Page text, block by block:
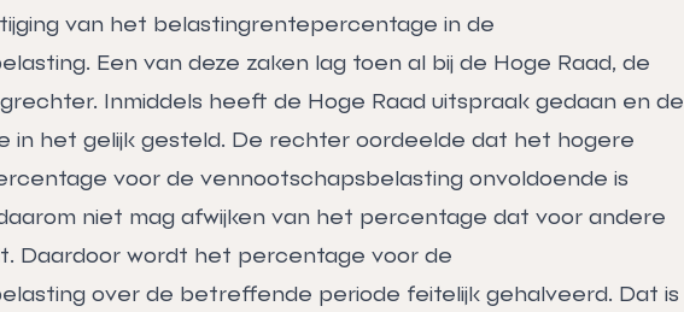
van het belastingrentepercentage in de
Een van deze zaken lag toen al bij de Hoge Raad, de
Inmiddels heeft de Hoge Raad uitspraak gedaan en de
in het gelijk gesteld. De rechter oordeelde dat het hogere
voor de vennootschapsbelasting onvoldoende is
niet mag afwijken van het percentage dat voor andere
Daardoor wordt het percentage voor de
over de betreffende periode feitelijk gehalveerd. Dat is